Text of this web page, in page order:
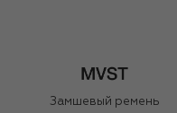
Замшевый ремень